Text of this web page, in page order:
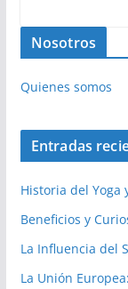
Nosotros
Quienes somos
Entradas
Historia del Yoga
Beneficios y
La Influencia del
La Unión